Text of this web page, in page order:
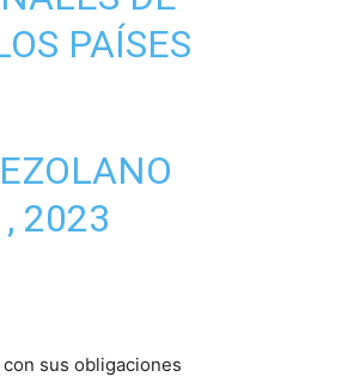
PAÍSES
2023
sus obligaciones